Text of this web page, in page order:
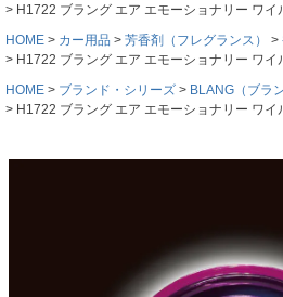
H1722 ブラング エア エモーショナリー ワイ
HOME
カー用品 芳香剤（フレグランス）
H1722 ブラング エア エモーショナリー ワイ
HOME
ブランド・シリーズ
BLANG（ブラ
H1722 ブラング エア エモーショナリー ワイ